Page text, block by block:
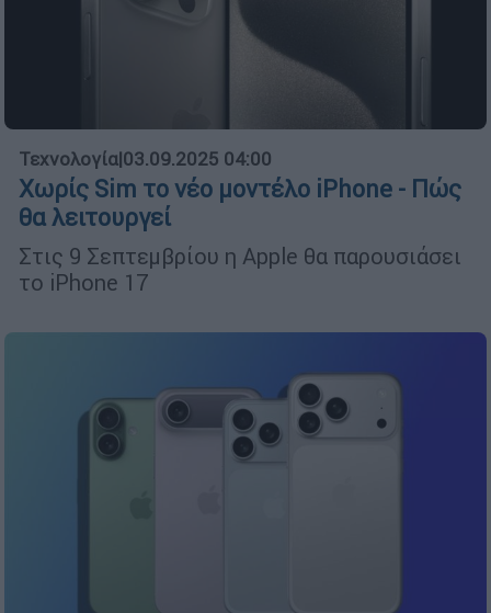
Τεχνολογία|03.09.2025 04:00
Χωρίς Sim το νέο μοντέλο iPhone - Πώς
θα λειτουργεί
Στις 9 Σεπτεμβρίου η Apple θα παρουσιάσει
το iPhone 17